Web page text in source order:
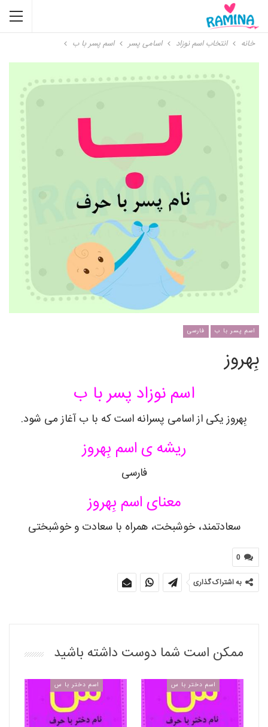
خانه انتخاب اسم نوزاد اسامی پسر اسم پسر با ب
اسم پسر با ب فارسی
بِهروز
اسم نوزاد پسر با ب
بِهروز یکی از اسامی پسرانه است که با ب آغاز می شود.
ریشه ی اسم بِهروز
فارسی
معنای اسم بِهروز
سعادتمند، خوشبخت، همراه با سعادت و خوشبختی
0
به اشتراک گذاری
ممکن است شما دوست داشته باشید
اسم دختر با س اسم دختر با س